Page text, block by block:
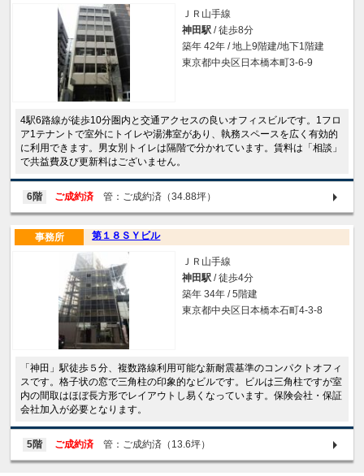
ＪＲ山手線
神田駅 / 徒歩8分
築年 42年 / 地上9階建/地下1階建
東京都中央区日本橋本町3-6-9
4駅6路線が徒歩10分圏内と交通アクセスの良いオフィスビルです。1フロ
ア1テナントで室外にトイレや湯沸室があり、執務スペースを広く有効的
に利用できます。男女別トイレは隔階で分かれています。賃料は「相談」
で共益費及び更新料はございません。
6階 ご成約済 管：ご成約済（34.88坪）
第１８ＳＹビル
事務所
ＪＲ山手線
神田駅 / 徒歩4分
築年 34年 / 5階建
東京都中央区日本橋本石町4-3-8
「神田」駅徒歩５分、複数路線利用可能な新耐震基準のコンパクトオフィ
スです。格子状の窓で三角柱の印象的なビルです。ビルは三角柱ですが室
内の間取はほぼ長方形でレイアウトし易くなっています。保険会社・保証
会社加入が必要となります。
5階 ご成約済 管：ご成約済（13.6坪）